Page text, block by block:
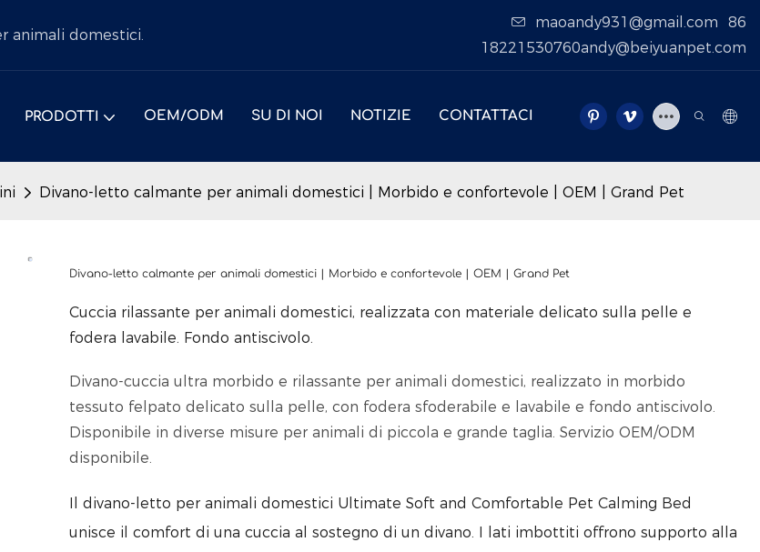
animali domestici.
maoandy931@gmail.com
86
18221530760andy@beiyuanpet.com
PRODOTTI OEM/ODM SU DI NOI NOTIZIE CONTATTACI
Divano-letto calmante per animali domestici | Morbido e confortevole | OEM | Grand Pet
Divano-letto calmante per animali domestici | Morbido e confortevole | OEM | Grand Pet
Cuccia rilassante per animali domestici, realizzata con materiale delicato sulla pelle e
fodera lavabile. Fondo antiscivolo.
Divano-cuccia ultra morbido e rilassante per animali domestici, realizzato in morbido
tessuto felpato delicato sulla pelle, con fodera sfoderabile e lavabile e fondo antiscivolo.
Disponibile in diverse misure per animali di piccola e grande taglia. Servizio OEM/ODM
disponibile.
Il divano-letto per animali domestici Ultimate Soft and Comfortable Pet Calming Bed
unisce il comfort di una cuccia al sostegno di un divano. I lati imbottiti offrono supporto alla